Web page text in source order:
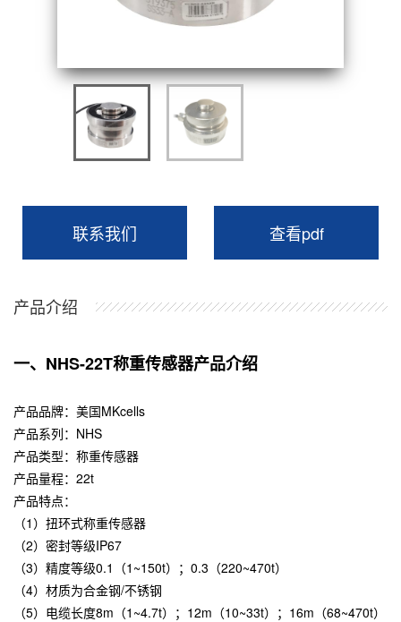
联系我们 查看pdf
产品介绍
一、NHS-22T称重传感器产品介绍
产品品牌： 美国MKcells
产品系列：NHS
产品类型：称重传感器
产品量程：22t
产品特点：
（1）扭环式称重传感器
（2）密封等级IP67
（3）精度等级0.1（1~150t）；0.3（220~470t）
（4）材质为合金钢/不锈钢
（5）电缆长度8m（1~4.7t）；12m（10~33t）；16m（68~470t）